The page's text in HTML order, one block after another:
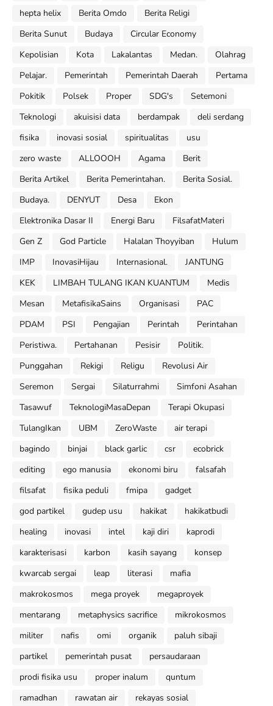
hepta helix
Berita Omdo
Berita Religi
Berita Sunut
Budaya
Circular Economy
Kepolisian
Kota Lakalantas Medan.
Olahrag
Pelajar.
Pemerintah Pemerintah Daerah
Pertama
Pokitik
Polsek Proper SDG's
Setemoni
Teknologi
akuisisi data berdampak
deli serdang
fisika
inovasi sosial spiritualitas
usu
zero waste
ALLOOOH Agama
Berit
Berita Artikel
Berita Pemerintahan.
Berita Sosial.
Budaya.
DENYUT Desa
Ekon
Elektronika Dasar II
Energi Baru
FilsafatMateri
Gen Z
God Particle Halalan Thoyyiban
Hulum
IMP
InovasiHijau Internasional.
JANTUNG
KEK
LIMBAH TULANG IKAN KUANTUM
Medis
Mesan
MetafisikaSains Organisasi
PAC
PDAM
PSI Pengajian Perintah
Perintahan
Peristiwa.
Pertahanan Pesisir
Politik.
Punggahan
Rekigi Religu
Revolusi Air
Seremon
Sergai Silaturrahmi
Simfoni Asahan
Tasawuf
TeknologiMasaDepan
Terapi Okupasi
TulangIkan
UBM ZeroWaste
air terapi
bagindo
binjai black garlic csr
ecobrick
editing
ego manusia ekonomi biru
falsafah
filsafat
fisika peduli fmipa
gadget
god partikel
gudep usu hakikat
hakikatbudi
healing
inovasi intel kaji diri
kaprodi
karakterisasi
karbon kasih sayang
konsep
kwarcab sergai
leap literasi
mafia
makrokosmos
mega proyek
megaproyek
mentarang
metaphysics sacrifice
mikrokosmos
militer
nafis omi organik
paluh sibaji
partikel
pemerintah pusat
persaudaraan
prodi fisika usu
proper inalum
quntum
ramadhan
rawatan air
rekayas sosial